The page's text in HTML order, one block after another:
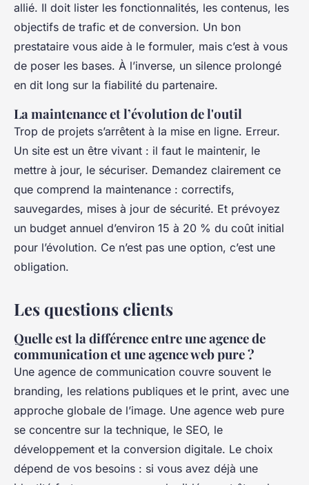
allié. Il doit lister les fonctionnalités, les contenus, les
objectifs de trafic et de conversion. Un bon
prestataire vous aide à le formuler, mais c’est à vous
de poser les bases. À l’inverse, un silence prolongé
en dit long sur la fiabilité du partenaire.
La maintenance et l’évolution de l'outil
Trop de projets s’arrêtent à la mise en ligne. Erreur.
Un site est un être vivant : il faut le maintenir, le
mettre à jour, le sécuriser. Demandez clairement ce
que comprend la maintenance : correctifs,
sauvegardes, mises à jour de sécurité. Et prévoyez
un budget annuel d’environ 15 à 20 % du coût initial
pour l’évolution. Ce n’est pas une option, c’est une
obligation.
Les questions clients
Quelle est la différence entre une agence de
communication et une agence web pure ?
Une agence de communication couvre souvent le
branding, les relations publiques et le print, avec une
approche globale de l’image. Une agence web pure
se concentre sur la technique, le SEO, le
développement et la conversion digitale. Le choix
dépend de vos besoins : si vous avez déjà une